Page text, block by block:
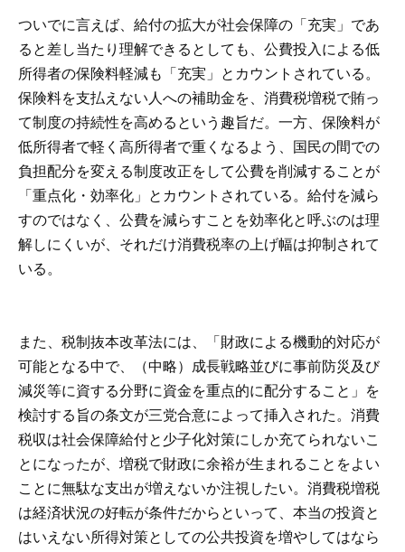
ついでに言えば、給付の拡大が社会保障の「充実」であ
ると差し当たり理解できるとしても、公費投入による低
所得者の保険料軽減も「充実」とカウントされている。
保険料を支払えない人への補助金を、消費税増税で賄っ
て制度の持続性を高めるという趣旨だ。一方、保険料が
低所得者で軽く高所得者で重くなるよう、国民の間での
負担配分を変える制度改正をして公費を削減することが
「重点化・効率化」とカウントされている。給付を減ら
すのではなく、公費を減らすことを効率化と呼ぶのは理
解しにくいが、それだけ消費税率の上げ幅は抑制されて
いる。
また、税制抜本改革法には、「財政による機動的対応が
可能となる中で、（中略）成長戦略並びに事前防災及び
減災等に資する分野に資金を重点的に配分すること」を
検討する旨の条文が三党合意によって挿入された。消費
税収は社会保障給付と少子化対策にしか充てられないこ
とになったが、増税で財政に余裕が生まれることをよい
ことに無駄な支出が増えないか注視したい。消費税増税
は経済状況の好転が条件だからといって、本当の投資と
はいえない所得対策としての公共投資を増やしてはなら